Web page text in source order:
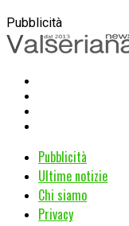
Pubblicità
Pubblicità
Ultime notizie
Chi siamo
Privacy